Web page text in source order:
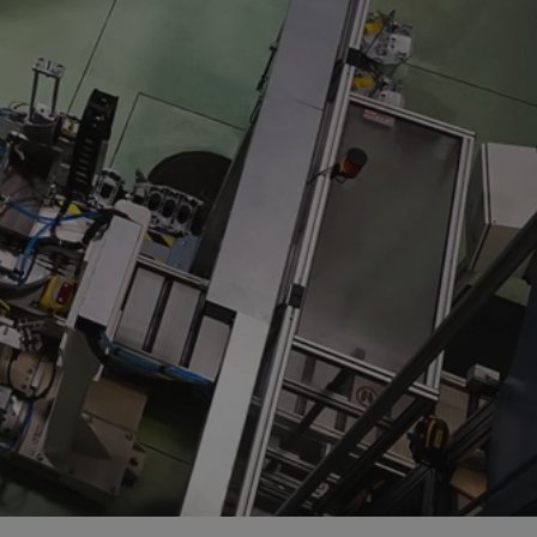
sesji.
sesji.
usługę Cookie-
preferencji
na pliki cookie.
Cookie-
ludzi i
internetowej,
raportów
internetowej.
o zgodzie
dotyczących
z witryny.
prywatności
przestrzeganie
użytkownik nie
preferencji,
regulacjami
obsługuje
optymalizacji